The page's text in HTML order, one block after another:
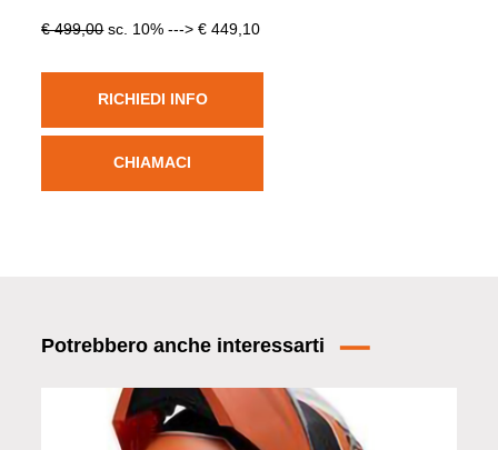
€ 499,00sc. 10% ---> € 449,10
RICHIEDI INFO
CHIAMACI
Potrebbero anche interessarti